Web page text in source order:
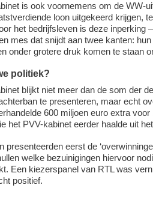
is ook voornemens om de WW-
loon uitgekeerd krijgen,
het bedrijfsleven is deze inperking
mes dat snijdt aan twee kanten:
onder grotere druk komen te staan
politiek?
blijkt niet meer dan de som der
te presenteren, maar echt
600 miljoen euro extra
het PVV-kabinet eerder haalde uit
presenteerden eerst de
welke bezuinigingen hiervoor
Een kiezerspanel van RTL was
positief.